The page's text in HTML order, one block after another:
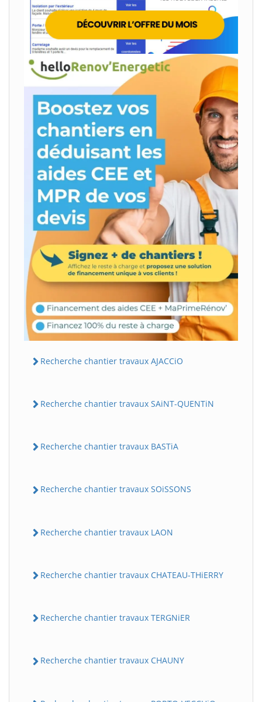
Recherche chantier travaux AJACCiO
Recherche chantier travaux SAiNT-QUENTiN
Recherche chantier travaux BASTiA
Recherche chantier travaux SOiSSONS
Recherche chantier travaux LAON
Recherche chantier travaux CHATEAU-THiERRY
Recherche chantier travaux TERGNiER
Recherche chantier travaux CHAUNY